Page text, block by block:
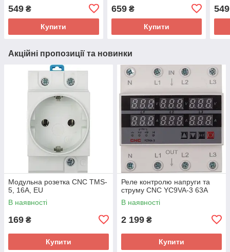
549 ₴
Купити
659₴
Купити
549
Акційні пропозиції та новинки
Модульна розетка CNC TMS-
5, 16A, EU
В наявності
169 ₴
Купити
Реле контролю напруги та
струму CNC YC9VA-3 63A
В наявності
2 199 ₴
Купити